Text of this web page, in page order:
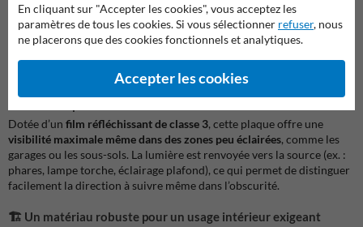
couverts.
Sondesign épuré(aucun chiffre ni lettre) est volontairement
minimaliste pour éviter toute confusion et s’adapter à tous les styles
Dotée d’un film réfléchissant de classe 3, cette plaque offre une
visibilité maximale même dans des zones peu éclairées, comme les
garages ou les sous-sols. La lumière est renvoyée vers la source (ex. :
phares, lampe torche, éclairage plafond), ce qui permet de distinguer
facilement la direction à suivre même dans l’obscurité.
🏗️ Un matériau robuste pour un usage intérieur exigeant
En cliquant sur "Accepter les cookies", vous acceptez les
paramètres de tous les cookies. Si vous sélectionner refuser, nous
ne placerons que des cookies fonctionnels et analytiques.
Accepter les cookies